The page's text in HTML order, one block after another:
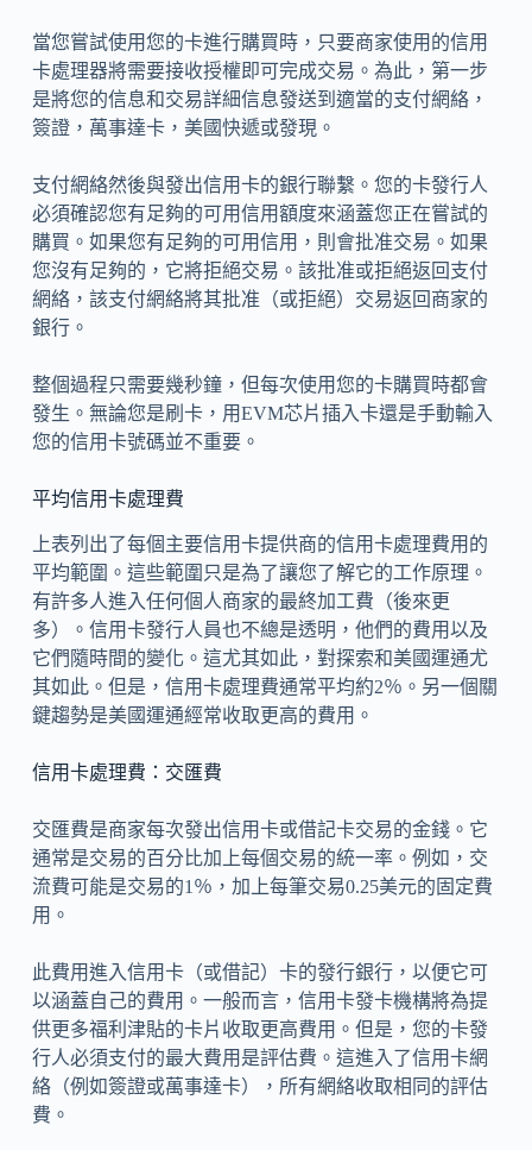
當您嘗試使用您的卡進行購買時，只要商家使用的信用
卡處理器將需要接收授權即可完成交易。為此，第一步
是將您的信息和交易詳細信息發送到適當的支付網絡，
簽證，萬事達卡，美國快遞或發現。
支付網絡然後與發出信用卡的銀行聯繫。您的卡發行人
必須確認您有足夠的可用信用額度來涵蓋您正在嘗試的
購買。如果您有足夠的可用信用，則會批准交易。如果
您沒有足夠的，它將拒絕交易。該批准或拒絕返回支付
網絡，該支付網絡將其批准（或拒絕）交易返回商家的
銀行。
整個過程只需要幾秒鐘，但每次使用您的卡購買時都會
發生。無論您是刷卡，用EVM芯片插入卡還是手動輸入
您的信用卡號碼並不重要。
平均信用卡處理費
上表列出了每個主要信用卡提供商的信用卡處理費用的
平均範圍。這些範圍只是為了讓您了解它的工作原理。
有許多人進入任何個人商家的最終加工費（後來更
多）。信用卡發行人員也不總是透明，他們的費用以及
它們隨時間的變化。這尤其如此，對探索和美國運通尤
其如此。但是，信用卡處理費通常平均約2％。另一個關
鍵趨勢是美國運通經常收取更高的費用。
信用卡處理費：交匯費
交匯費是商家每次發出信用卡或借記卡交易的金錢。它
通常是交易的百分比加上每個交易的統一率。例如，交
流費可能是交易的1％，加上每筆交易0.25美元的固定費
用。
此費用進入信用卡（或借記）卡的發行銀行，以便它可
以涵蓋自己的費用。一般而言，信用卡發卡機構將為提
供更多福利津貼的卡片收取更高費用。但是，您的卡發
行人必須支付的最大費用是評估費。這進入了信用卡網
絡（例如簽證或萬事達卡），所有網絡收取相同的評估
費。